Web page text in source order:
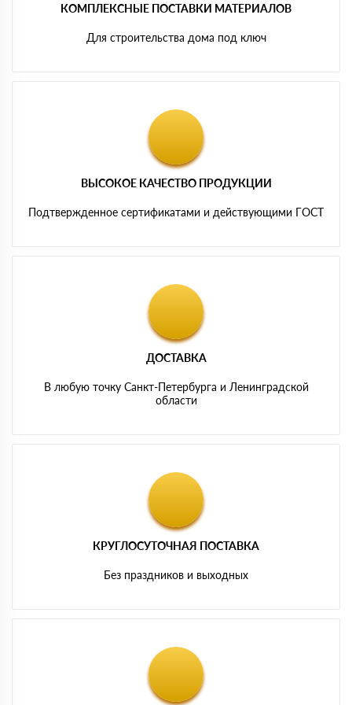
КОМПЛЕКСНЫЕ ПОСТАВКИ МАТЕРИАЛОВ
Для строительства дома под ключ
ВЫСОКОЕ КАЧЕСТВО ПРОДУКЦИИ
Подтвержденное сертификатами и действующими ГОСТ
ДОСТАВКА
В любую точку Санкт-Петербурга и Ленинградской
области
КРУГЛОСУТОЧНАЯ ПОСТАВКА
Без праздников и выходных